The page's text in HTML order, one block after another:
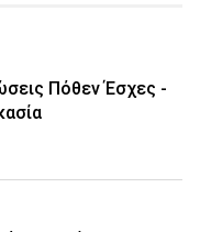
Πόθεν Έσχες -